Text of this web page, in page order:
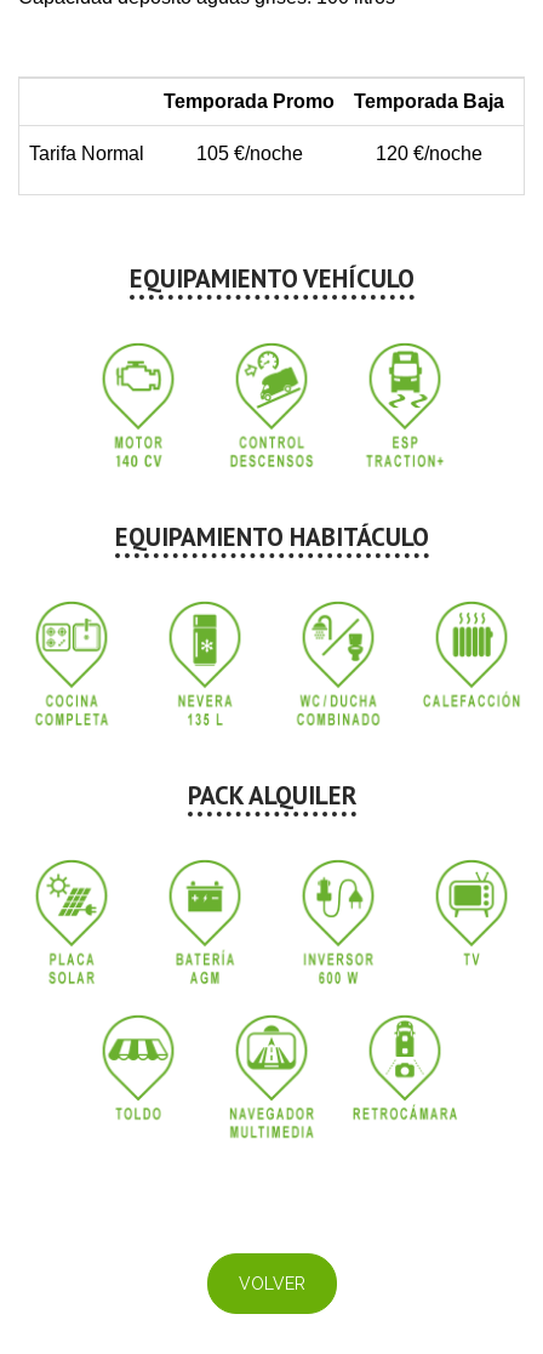
Temporada Promo Temporada Baja
Tarifa Normal 105 €/noche 120 €/noche
EQUIPAMIENTO VEHÍCULO
EQUIPAMIENTO HABITÁCULO
PACK ALQUILER
VOLVER